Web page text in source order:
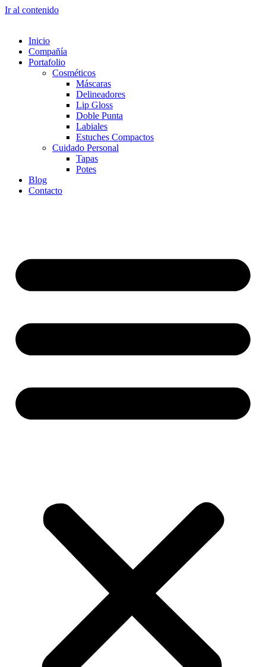
Ir al contenido
Inicio
Compañía
Portafolio
Cosméticos
Máscaras
Delineadores
Lip Gloss
Doble Punta
Labiales
Estuches Compactos
Cuidado Personal
Tapas
Potes
Blog
Contacto